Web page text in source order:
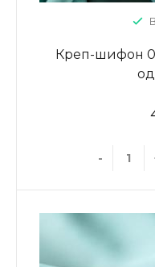
Креп-шифон
-